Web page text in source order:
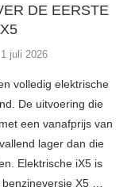
DE EERSTE
1 juli 2026
volledig elektrische
De uitvoering die
een vanafprijs van
lager dan die
Elektrische iX5 is
X5 …